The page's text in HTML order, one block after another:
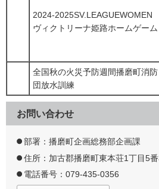
2024-2025SV.LEAGUEWOMEN
ヴィクトリーナ姫路ホームゲーム
全国秋の火災予防週間播磨町消防
団放水訓練
お問い合わせ
部署：播磨町企画総務部企画課
住所：加古郡播磨町東本荘1丁目5
電話番号：079-435-0356